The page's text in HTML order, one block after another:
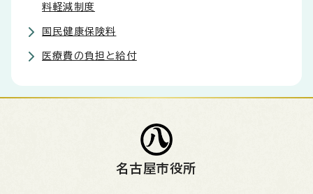
料軽減制度
国民健康保険料
医療費の負担と給付
名古屋市役所